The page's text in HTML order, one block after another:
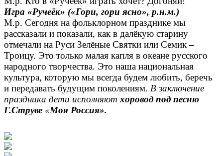
Игра «Ручеёк» («Гори, гори ясно», р.н.м.)
М.р. Сегодня на фольклорном празднике мы
рассказали и показали, как в далёкую старину
отмечали на Руси Зелёные Святки или Семик –
Троицу. Это только малая капля в океане русского
народного творчества. Это наша национальная
культура, которую мы всегда будем любить, беречь
и передавать будущим поколениям. В заключение
праздника дети исполняют хоровод под песню
Г.Струве «Моя Россия».